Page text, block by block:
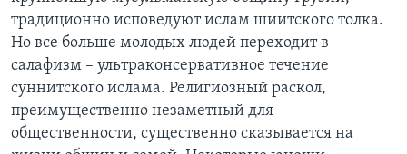
традиционно исповедуют ислам шиитского толка.
Но все больше молодых людей переходит в
салафизм – ультраконсервативное течение
суннитского ислама. Религиозный раскол,
преимущественно незаметный для
общественности, существенно сказывается на